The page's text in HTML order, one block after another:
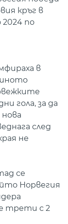
кръг в
2024 по
в
гола, за да
след
не
се
Норвегия
трети с 2